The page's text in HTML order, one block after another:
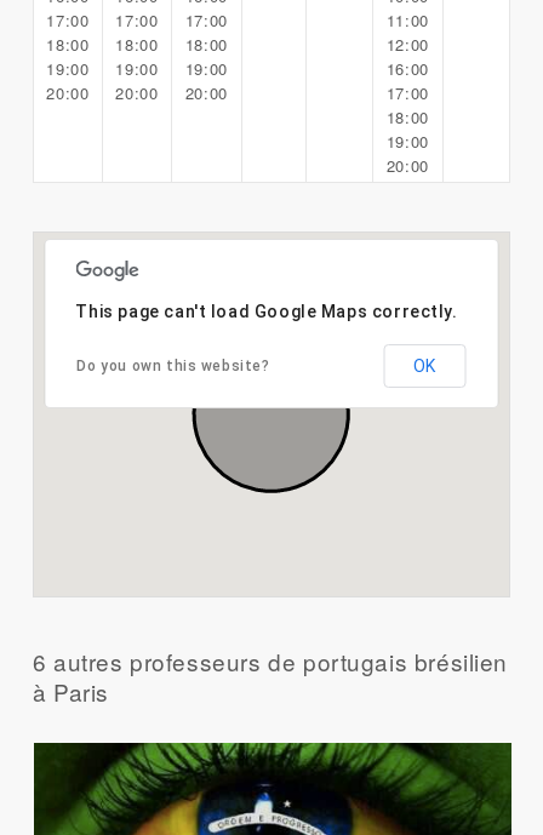
17:00
18:00
19:00
20:00
17:00
18:00
19:00
20:00
17:00
18:00
19:00
20:00
11:00
12:00
16:00
17:00
18:00
19:00
20:00
This page can't load Google Maps correctly.
Do you own this website? OK
6 autres professeurs de portugais brésilien
à Paris